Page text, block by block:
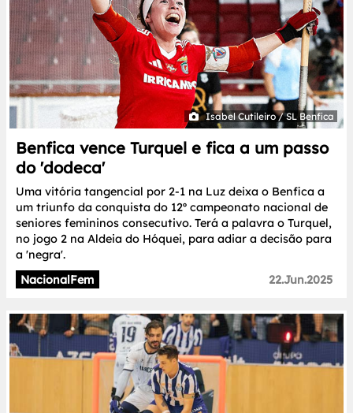
Isabel Cutileiro / SL Benfica
Benfica vence Turquel e fica a um passo
do 'dodeca'
Uma vitória tangencial por 2-1 na Luz deixa o Benfica a
um triunfo da conquista do 12º campeonato nacional de
seniores femininos consecutivo. Terá a palavra o Turquel,
no jogo 2 na Aldeia do Hóquei, para adiar a decisão para
a 'negra'.
NacionalFem
22.Jun.2025